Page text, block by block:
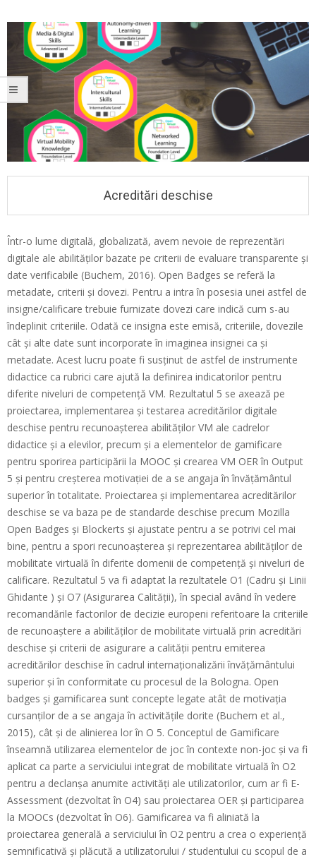
d
y
N
M
e
Acreditări deschise
A
c
r
e
d
i
t
ă
r
i
d
e
s
c
h
i
s
e
Într-o lume digitală, globalizată, avem nevoie de reprezentări
digitale ale abilităților bazate pe criterii de evaluare transparente și
date verificabile (Buchem, 2016). Open Badges se referă la
metadate, criterii și dovezi. Pentru a intra în posesia unei astfel de
insigne/calificare trebuie furnizate dovezi care indică cum s-au
îndeplinit criteriile. Odată ce insigna este emisă, criteriile, dovezile
cât și alte date sunt incorporate în imaginea insignei ca și
metadate. Acest lucru poate fi susținut de astfel de instrumente
didactice ca rubrici care ajută la definirea indicatorilor pentru
diferite niveluri de competență VM. Rezultatul 5 se axează pe
proiectarea, implementarea și testarea acreditărilor digitale
deschise pentru recunoașterea abilităților VM ale cadrelor
didactice și a elevilor, precum și a elementelor de gamificare
pentru sporirea participării la MOOC și crearea VM OER în Output
5 și pentru creșterea motivației de a se angaja în învățământul
superior în totalitate. Proiectarea și implementarea acreditărilor
deschise se va baza pe de standarde deschise precum Mozilla
Open Badges și Blockerts și ajustate pentru a se potrivi cel mai
bine, pentru a spori recunoașterea și reprezentarea abilităților de
mobilitate virtuală în diferite domenii de competență și niveluri de
calificare. Rezultatul 5 va fi adaptat la rezultatele O1 (Cadru și Linii
Ghidante ) și O7 (Asigurarea Calității), în special având în vedere
recomandările factorilor de decizie europeni referitoare la criteriile
de recunoaștere a abilităților de mobilitate virtuală prin acreditări
deschise și criterii de asigurare a calității pentru emiterea
acreditărilor deschise în cadrul internaționalizării învățământului
superior și în conformitate cu procesul de la Bologna. Open
badges și gamificarea sunt concepte legate atât de motivația
cursanților de a se angaja în activitățile dorite (Buchem et al.,
2015), cât și de alinierea lor în O 5. Conceptul de Gamificare
înseamnă utilizarea elementelor de joc în contexte non-joc și va fi
aplicat ca parte a serviciului integrat de mobilitate virtuală în O2
pentru a declanșa anumite activități ale utilizatorilor, cum ar fi E-
Assessment (dezvoltat în O4) sau proiectarea OER și participarea
la MOOCs (dezvoltat în O6). Gamificarea va fi aliniată la
proiectarea generală a serviciului în O2 pentru a crea o experiență
semnificativă și plăcută a utilizatorului / studentului cu scopul de a